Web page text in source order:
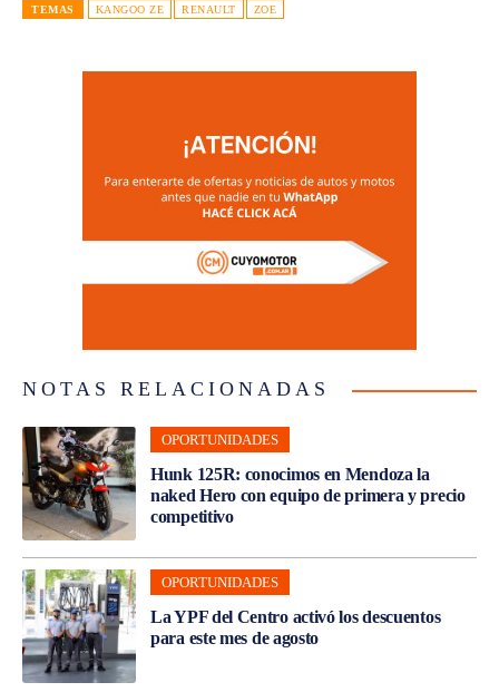
TEMAS KANGOO ZE RENAULT ZOE
NOTAS RELACIONADAS
OPORTUNIDADES
Hunk 125R: conocimos en Mendoza la
naked Hero con equipo de primera y precio
competitivo
OPORTUNIDADES
La YPF del Centro activó los descuentos
para este mes de agosto